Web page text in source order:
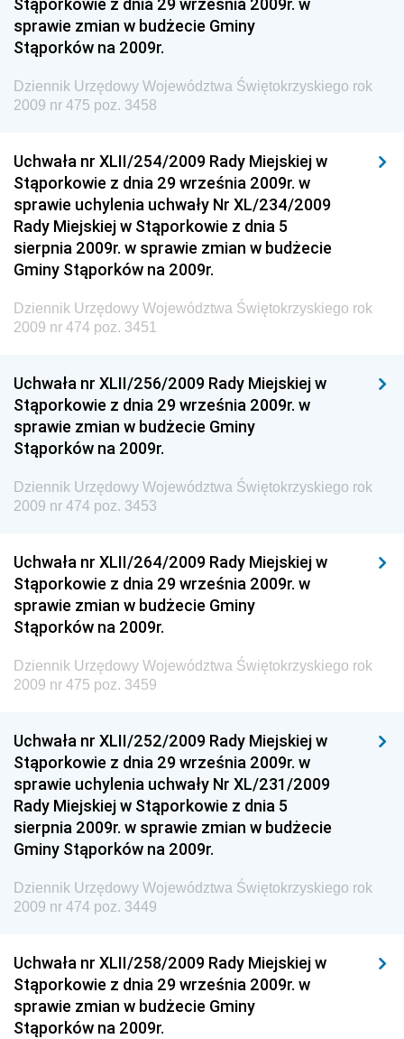
Chemicznego i Lekkiego
Dziennik Urzędowy Ministerstwa Rolnictwa i
Dziennik Urzędowy Ministra Rodziny, Pracy i Polityki
Dziennik Urzędowy Ministra Cyfryzacji
Dziennik Urzędowy Ministra Rozwoju
Dziennik Urzędowy Ministra Infrastruktury i
Budownictwa
Dziennik Urzędowy Ministra Gospodarki Morskiej i
Dziennik Urzędowy Ministra Energii
Dziennik Urzędowy Ministra Sprawiedliwości
Dziennik Urzędowy Ministra Rozwoju i Finansów
Dziennik Urzędowy Wyższego Urzędu Górniczego
Dziennik Urzędowy Prezesa Urzędu Transportu
Kolejowego
Technologii
Dziennik Urzędowy Ministra Inwestycji i Rozwoju
Dziennik Urzędowy Naczelnego Dyrektora Archiwów
Państwowych
Dziennik Urzędowy Ministra Finansów, Inwestycji i
Rozwoju
Dziennik Urzędowy Ministra Sportu
Dziennik Urzędowy Ministra Funduszy i Polityki
Regionalnej
Dziennik Urzędowy Ministra Aktywów Państwowych
Dziennik Urzędowy Ministra Zdrowia
Dziennik Urzędowy Ministra Środowiska i Głównego
Inspektora Ochrony Środowiska
Dziennik Urzędowy Ministerstwa Kultury, Dziedzictwa
Narodowego i Sportu
Dziennik Urzędowy Ministra Finansów, Funduszy i
sprawie zmian w budżecie Gminy
Stąporków na 2009r.
Dziennik Urzędowy Województwa Świętokrzyskiego rok
2009 nr 475 poz. 3458
Uchwała nr XLII/254/2009 Rady Miejskiej w
Stąporkowie z dnia 29 września 2009r. w
sprawie uchylenia uchwały Nr XL/234/2009
Rady Miejskiej w Stąporkowie z dnia 5
sierpnia 2009r. w sprawie zmian w budżecie
Gminy Stąporków na 2009r.
Dziennik Urzędowy Województwa Świętokrzyskiego rok
2009 nr 474 poz. 3451
Uchwała nr XLII/256/2009 Rady Miejskiej w
Stąporkowie z dnia 29 września 2009r. w
sprawie zmian w budżecie Gminy
Stąporków na 2009r.
Dziennik Urzędowy Województwa Świętokrzyskiego rok
2009 nr 474 poz. 3453
Uchwała nr XLII/264/2009 Rady Miejskiej w
Stąporkowie z dnia 29 września 2009r. w
sprawie zmian w budżecie Gminy
Stąporków na 2009r.
Dziennik Urzędowy Województwa Świętokrzyskiego rok
2009 nr 475 poz. 3459
Uchwała nr XLII/252/2009 Rady Miejskiej w
Stąporkowie z dnia 29 września 2009r. w
sprawie uchylenia uchwały Nr XL/231/2009
Rady Miejskiej w Stąporkowie z dnia 5
sierpnia 2009r. w sprawie zmian w budżecie
Gminy Stąporków na 2009r.
Dziennik Urzędowy Województwa Świętokrzyskiego rok
2009 nr 474 poz. 3449
Uchwała nr XLII/258/2009 Rady Miejskiej w
Stąporkowie z dnia 29 września 2009r. w
sprawie zmian w budżecie Gminy
Stąporków na 2009r.